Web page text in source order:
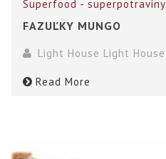
Superfood - superpotraviny
FAZUĽKY MUNGO
Light House Light House
Read More